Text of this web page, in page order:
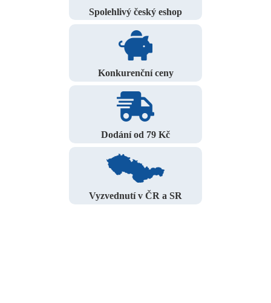
Spolehlivý český eshop
Konkurenční ceny
Dodání od 79 Kč
Vyzvednutí v ČR a SR